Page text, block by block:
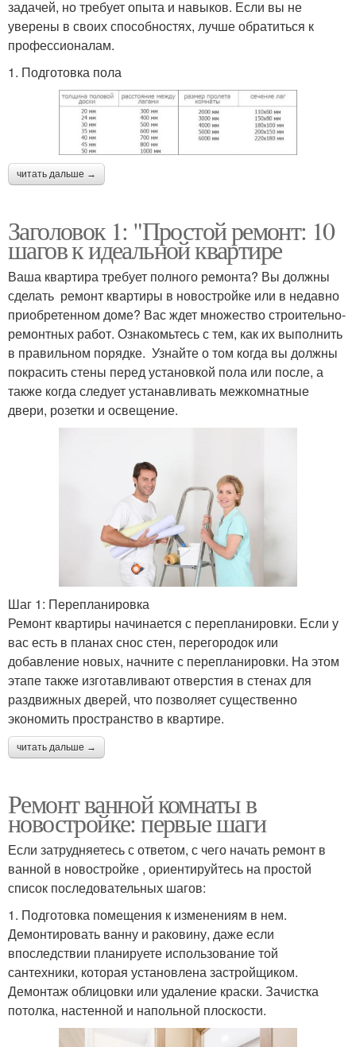
задачей, но требует опыта и навыков. Если вы не
уверены в своих способностях, лучше обратиться к
профессионалам.
1. Подготовка пола
читать дальше →
Заголовок 1: "Простой ремонт: 10
шагов к идеальной квартире
Ваша квартира требует полного ремонта? Вы должны
сделать ремонт квартиры в новостройке или в недавно
приобретенном доме? Вас ждет множество строительно-
ремонтных работ. Ознакомьтесь с тем, как их выполнить
в правильном порядке. Узнайте о том когда вы должны
покрасить стены перед установкой пола или после, а
также когда следует устанавливать межкомнатные
двери, розетки и освещение.
Шаг 1: Перепланировка
Ремонт квартиры начинается с перепланировки. Если у
вас есть в планах снос стен, перегородок или
добавление новых, начните с перепланировки. На этом
этапе также изготавливают отверстия в стенах для
раздвижных дверей, что позволяет существенно
экономить пространство в квартире.
читать дальше →
Ремонт ванной комнаты в
новостройке: первые шаги
Если затрудняетесь с ответом, с чего начать ремонт в
ванной в новостройке , ориентируйтесь на простой
список последовательных шагов:
1. Подготовка помещения к изменениям в нем.
Демонтировать ванну и раковину, даже если
впоследствии планируете использование той
сантехники, которая установлена застройщиком.
Демонтаж облицовки или удаление краски. Зачистка
потолка, настенной и напольной плоскости.